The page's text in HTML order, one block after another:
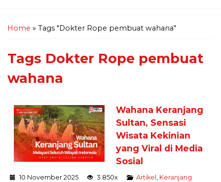
Home » Tags "Dokter Rope pembuat wahana"
Tags Dokter Rope pembuat
wahana
Wahana Keranjang
Sultan, Sensasi
Wisata Kekinian
yang Viral di Media
Sosial
10 November 2025 3.850x Artikel
Keranjang